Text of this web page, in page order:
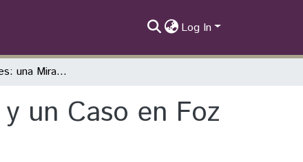
Log In
Las Migraciones: una Mirada Interdisciplinar y un Caso en Foz De Iguaçu
un Caso en Foz